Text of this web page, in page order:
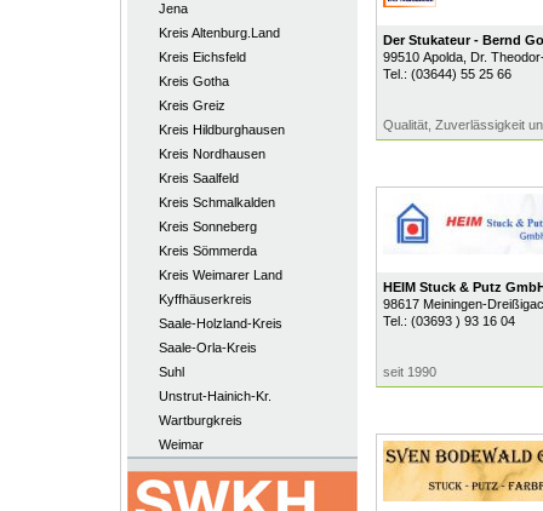
Jena
Kreis Altenburg.Land
Kreis Eichsfeld
Kreis Gotha
Kreis Greiz
Kreis Hildburghausen
Kreis Nordhausen
Kreis Saalfeld
Kreis Schmalkalden
Kreis Sonneberg
Kreis Sömmerda
Kreis Weimarer Land
Kyffhäuserkreis
Saale-Holzland-Kreis
Saale-Orla-Kreis
Suhl
Unstrut-Hainich-Kr.
Wartburgkreis
Weimar
Der Stukateur - Bernd
99510 Apolda, Dr.
Tel.: (03644) 55 25 66
Qualität, Zuverlässigkeit
HEIM Stuck & Putz
98617 Meiningen-
Tel.: (03693 ) 93 16 04
seit 1990